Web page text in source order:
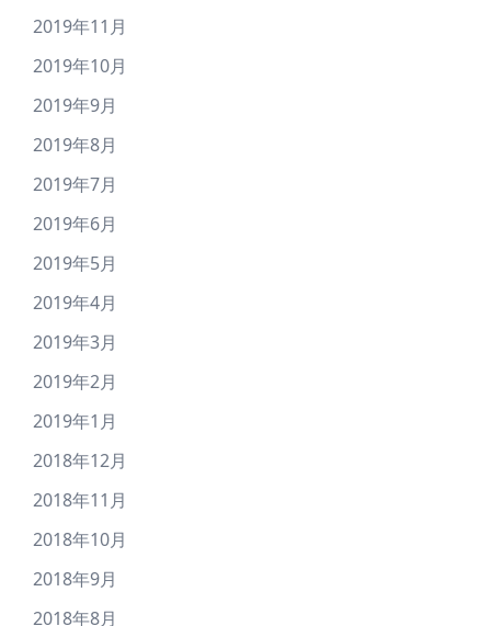
2019年11月
2019年10月
2019年9月
2019年8月
2019年7月
2019年6月
2019年5月
2019年4月
2019年3月
2019年2月
2019年1月
2018年12月
2018年11月
2018年10月
2018年9月
2018年8月